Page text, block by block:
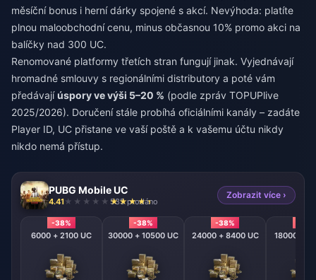
měsíční bonus i herní dárky spojené s akcí. Nevýhoda: platíte
plnou maloobchodní cenu, minus občasnou 10% promo akci na
balíčky nad 300 UC.
Renomované platformy třetích stran fungují jinak. Vyjednávají
hromadné smlouvy s regionálními distributory a poté vám
předávajíúspory ve výši 5–20 % (podle zpráv TOPUPlive
2025/2026). Doručení stále probíhá oficiálními kanály – zadáte
Player ID, UC přistane ve vaší poště a k vašemu účtu nikdy
nikdo nemá přístup.
PUBG Mobile UC
4.41 535 prodáno
Zobrazit více ›
-38%
6000 + 2100 UC
-38%
30000 + 10500 UC
-38%
24000 + 8400 UC 18000 +